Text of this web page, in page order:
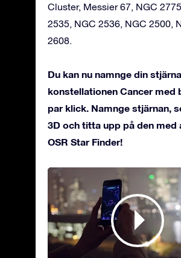
Cluster, Messier 67, NGC
2535, NGC 2536, NGC 2500,
2608.
Du kan nu namnge din
konstellationen Cancer med
par klick. Namnge stjärnan,
3D och titta upp på den med
OSR Star Finder!